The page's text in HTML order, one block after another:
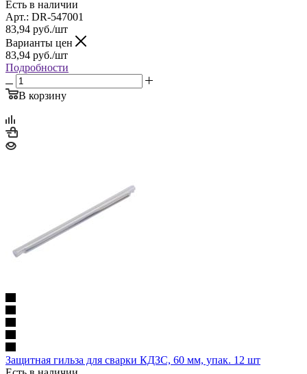
Есть в наличии
Арт.: DR-547001
83,94 руб./шт
Варианты цен
83,94 руб./шт
Подробности
В корзину
Защитная гильза для сварки КДЗС, 60 мм, упак. 12 шт